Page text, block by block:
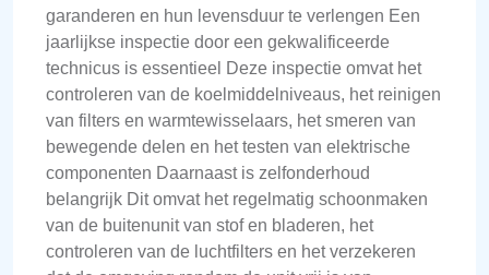
garanderen en hun levensduur te verlengen Een
jaarlijkse inspectie door een gekwalificeerde
technicus is essentieel Deze inspectie omvat het
controleren van de koelmiddelniveaus, het reinigen
van filters en warmtewisselaars, het smeren van
bewegende delen en het testen van elektrische
componenten Daarnaast is zelfonderhoud
belangrijk Dit omvat het regelmatig schoonmaken
van de buitenunit van stof en bladeren, het
controleren van de luchtfilters en het verzekeren